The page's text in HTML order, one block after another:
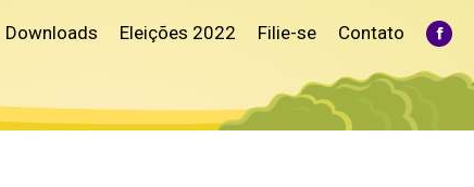
Downloads Eleições 2022 Filie-se Contato